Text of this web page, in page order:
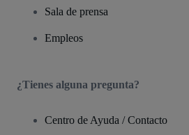
Sala de prensa
Empleos
¿Tienes alguna pregunta?
Centro de Ayuda / Contacto